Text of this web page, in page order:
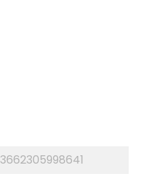
3662305998641